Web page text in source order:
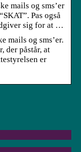
mails og sms’er
Pas også
sig for at …
mails og sms’er.
der påstår, at
er